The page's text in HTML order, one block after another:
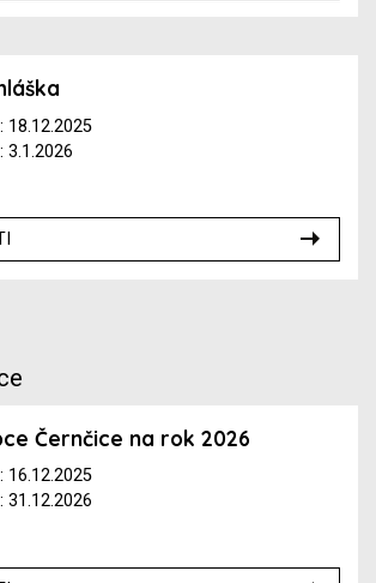
18.12.2025
3.1.2026
Černčice na rok 2026
16.12.2025
31.12.2026